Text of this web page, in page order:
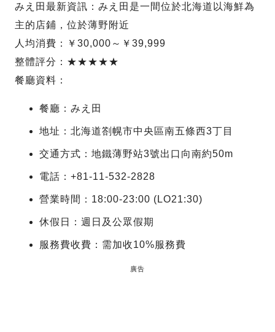
みえ田最新資訊：みえ田是一間位於北海道以海鮮為
主的店鋪，位於薄野附近
人均消費：￥30,000～￥39,999
整體評分：★★★★★
餐廳資料：
餐廳：みえ田
地址：北海道劄幌市中央區南五條西3丁目
交通方式：地鐵薄野站3號出口向南約50m
電話：+81-11-532-2828
營業時間：18:00-23:00 (LO21:30)
休假日：週日及公眾假期
服務費收費：需加收10%服務費
廣告